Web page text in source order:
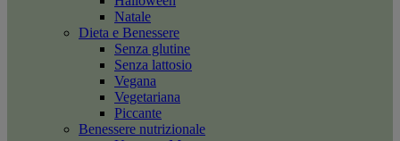
Natale
Dieta e Benessere
Senza glutine
Senza lattosio
Vegana
Vegetariana
Piccante
Benessere nutrizionale